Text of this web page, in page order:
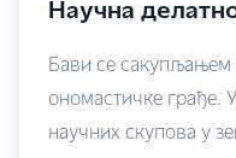
Научна
Бави се сакупљањем
ономастичке грађе.
научних скупова у